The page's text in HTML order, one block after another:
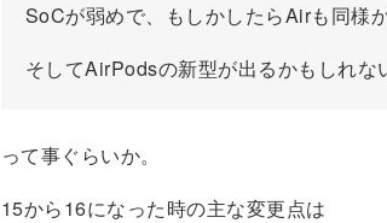
SoCが弱めで、もしかしたらAirも同様
そしてAirPodsの新型が出るかもしれな
って事ぐらいか。
15から16になった時の主な変更点は